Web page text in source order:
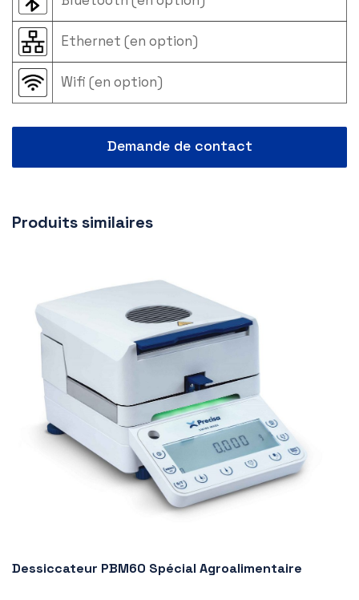
Ethernet (en option)
Wifi (en option)
Demande de contact
Produits similaires
Dessiccateur PBM60 Spécial Agroalimentaire